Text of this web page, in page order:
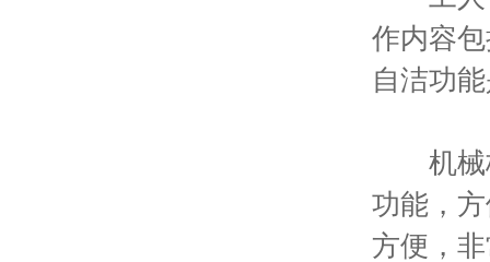
作内容
自洁功
机械格
功能，
方便，